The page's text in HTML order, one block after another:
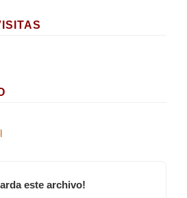
este archivo!